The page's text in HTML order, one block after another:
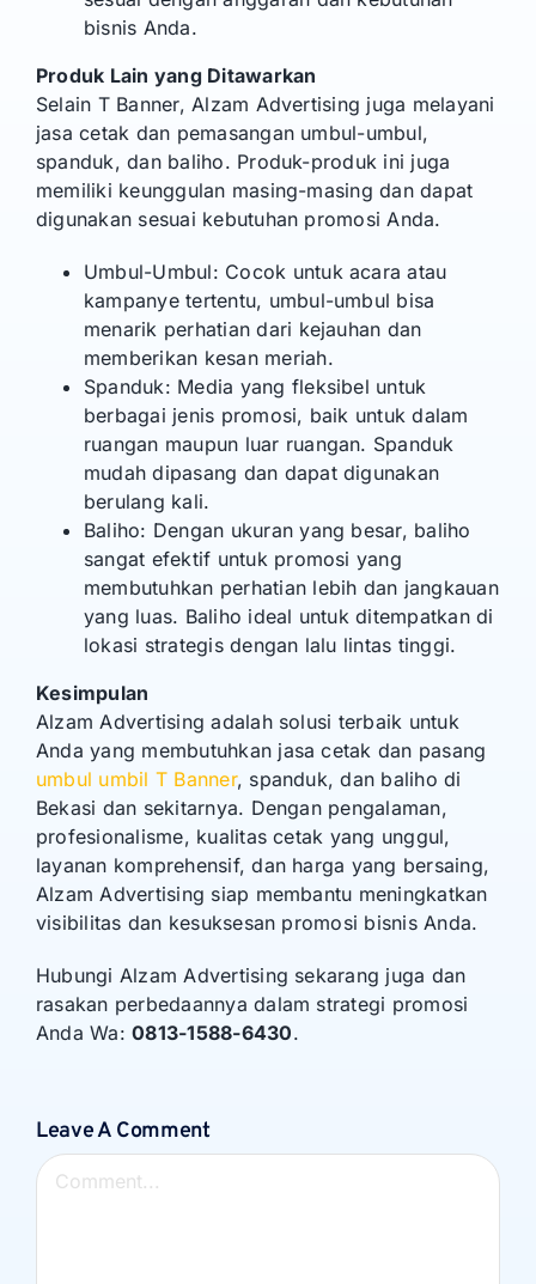
bisnis Anda.
Produk Lain yang Ditawarkan
Selain T Banner, Alzam Advertising juga melayani
jasa cetak dan pemasangan umbul-umbul,
spanduk, dan baliho. Produk-produk ini juga
memiliki keunggulan masing-masing dan dapat
digunakan sesuai kebutuhan promosi Anda.
Umbul-Umbul: Cocok untuk acara atau
kampanye tertentu, umbul-umbul bisa
menarik perhatian dari kejauhan dan
memberikan kesan meriah.
Spanduk: Media yang fleksibel untuk
berbagai jenis promosi, baik untuk dalam
ruangan maupun luar ruangan. Spanduk
mudah dipasang dan dapat digunakan
berulang kali.
Baliho: Dengan ukuran yang besar, baliho
sangat efektif untuk promosi yang
membutuhkan perhatian lebih dan jangkauan
yang luas. Baliho ideal untuk ditempatkan di
lokasi strategis dengan lalu lintas tinggi.
Kesimpulan
Alzam Advertising adalah solusi terbaik untuk
Anda yang membutuhkan jasa cetak dan pasang
umbul umbil T Banner, spanduk, dan baliho di
Bekasi dan sekitarnya. Dengan pengalaman,
profesionalisme, kualitas cetak yang unggul,
layanan komprehensif, dan harga yang bersaing,
Alzam Advertising siap membantu meningkatkan
visibilitas dan kesuksesan promosi bisnis Anda.
Hubungi Alzam Advertising sekarang juga dan
rasakan perbedaannya dalam strategi promosi
Anda Wa:0813-1588-6430.
Leave A Comment
Comment